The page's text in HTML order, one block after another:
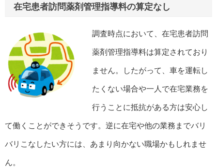
在宅患者訪問薬剤管理指導料の算定なし
調査時点において、在宅患者訪問
薬剤管理指導料は算定されており
ません。したがって、車を運転し
たくない場合や一人で在宅業務を
行うことに抵抗がある方は安心し
て働くことができそうです。逆に在宅や他の業務までバリ
バリこなしたい方には、あまり向かない職場かもしれませ
ん。